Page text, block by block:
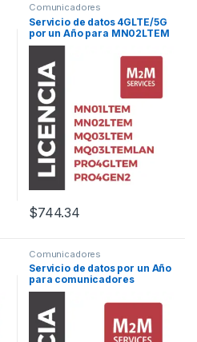
Comunicadores
Servicio de datos 4GLTE/5G
por un Año para MN02LTEM
/ MN01LTEM / PRO4GLTEM /
PRO4GEN2 / MQ03LTEM
$744.34
Comunicadores
Servicio de datos por un Año
para comunicadores
MINI014G/V2 y MINI012G,
con eventos ilimitados.